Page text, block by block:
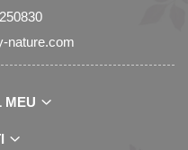
nature.com
MEU